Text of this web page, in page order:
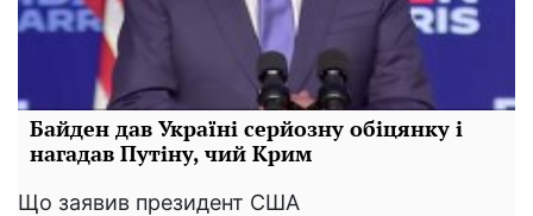
Байден дав Україні серйозну обіцянку і
нагадав Путіну, чий Крим
Що заявив президент США